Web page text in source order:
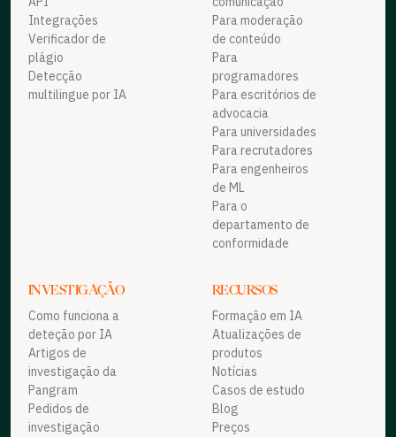
Integrações
Verificador de
plágio
Detecção
multilingue por IA
Para moderação
de conteúdo
Para
programadores
Para escritórios de
advocacia
Para universidades
Para recrutadores
Para engenheiros
de ML
Para o
departamento de
conformidade
INVESTIGAÇÃO
Como funciona a
deteção por IA
Artigos de
investigação da
Pangram
Pedidos de
investigação
RECURSOS
Formação em IA
Atualizações de
produtos
Notícias
Casos de estudo
Blog
Preços